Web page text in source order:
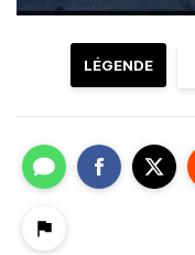
LÉGENDE